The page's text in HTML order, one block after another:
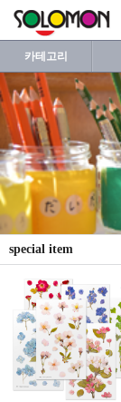
카테고리
special item